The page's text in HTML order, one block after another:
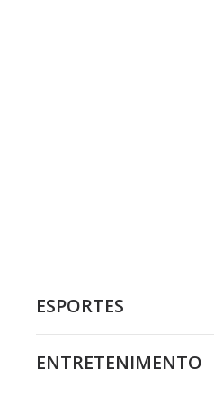
ESPORTES
ENTRETENIMENTO